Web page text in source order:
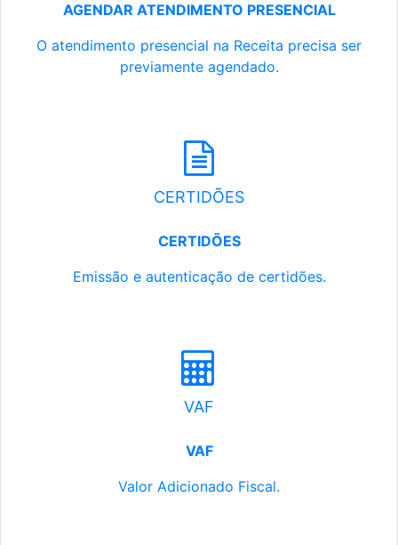
AGENDAR ATENDIMENTO PRESENCIAL
O atendimento presencial na Receita precisa ser
previamente agendado.
CERTIDÕES
CERTIDÕES
Emissão e autenticação de certidões.
VAF
VAF
Valor Adicionado Fiscal.